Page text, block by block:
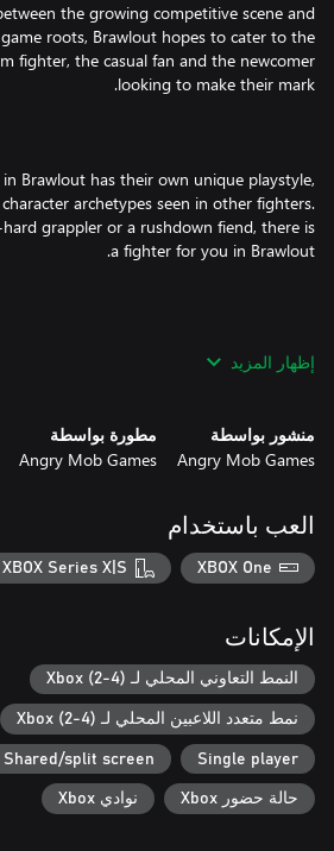
the growing competitive scene and
roots, Brawlout hopes to cater to the
fighter, the casual fan and the newcomer
in Brawlout has their own unique playstyle,
archetypes seen in other fighters.
grappler or a rushdown fiend, there is
skins, each original Brawlout character has
of the character with different stats,
With these Variants, Brawlout’s cast
fighters. Find the fighter and Variant that’s
إظهار المزيد
منشور بواسطة
Angry Mob Games
مطورة بواسطة
Angry Mob Games
العب باستخدام
XBOX One
XBOX Series X|S
الإمكانات
النمط التعاوني المحلي لـ Xbox (2-4)
نمط متعدد اللاعبين المحلي لـ Xbox (2-4)
Single player
Shared/split screen
حالة حضور Xbox نوادي Xbox